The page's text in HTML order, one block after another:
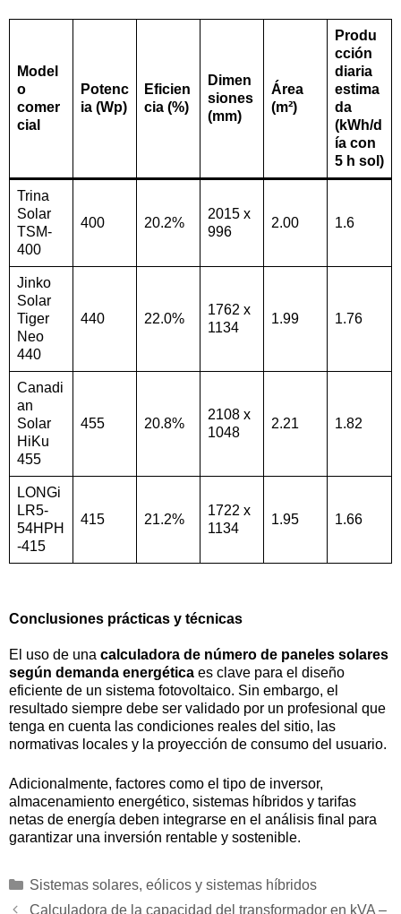
Model
o
comer
cial
Potenc
ia (Wp)
Eficien
cia (%)
Dimen
siones
(mm)
Área
(m²)
Produ
cción
diaria
estima
da
(kWh/d
ía con
5 h sol)
Trina
Solar
TSM-
400
400 20.2%
2015 x
996
2.00 1.6
Jinko
Solar
Tiger
Neo
440
440 22.0%
1762 x
1134
1.99 1.76
Canadi
an
Solar
HiKu
455
455 20.8%
2108 x
1048
2.21 1.82
LONGi
LR5-
54HPH
-415
415 21.2%
1722 x
1134
1.95 1.66
Conclusiones prácticas y técnicas
El uso de una calculadora de número de paneles solares
según demanda energética es clave para el diseño
eficiente de un sistema fotovoltaico. Sin embargo, el
resultado siempre debe ser validado por un profesional que
tenga en cuenta las condiciones reales del sitio, las
normativas locales y la proyección de consumo del usuario.
Adicionalmente, factores como el tipo de inversor,
almacenamiento energético, sistemas híbridos y tarifas
netas de energía deben integrarse en el análisis final para
garantizar una inversión rentable y sostenible.
Categorías
Sistemas solares, eólicos y sistemas híbridos
Calculadora de la capacidad del transformador en kVA –